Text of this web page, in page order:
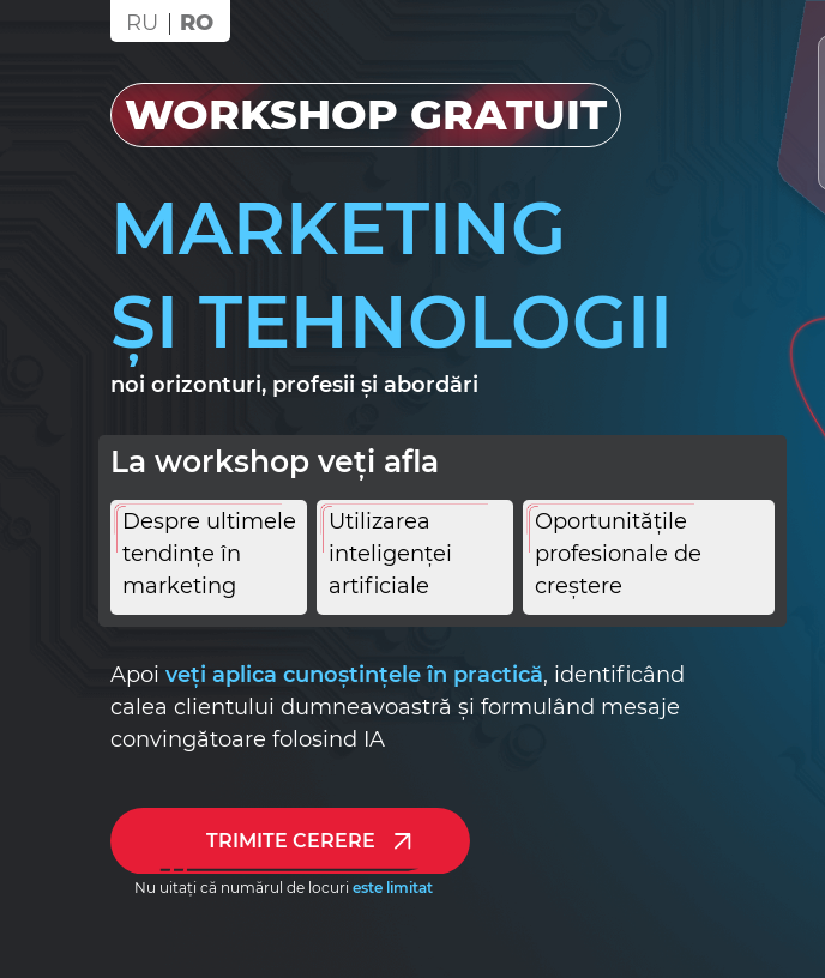
WORKSHOP GRATUIT
MARKETING
ȘI TEHNOLOGII
Despre ultimele
tendințe în
marketing
noi orizonturi, profesii și abordări
La workshop veți afla
Utilizarea
inteligenței
artificiale
Apoi veți aplica cunoștințele în practică, identificând
calea clientului dumneavoastră și formulând mesaje
convingătoare folosind IA
Oportunitățile
profesionale de
creștere
TRIMITE CERERE
Nu uitați că numărul de locuri este limitat
RU RO